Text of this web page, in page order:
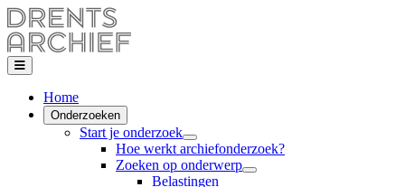
Home
Onderzoeken
Start je onderzoek
Hoe werkt archiefonderzoek?
Zoeken op onderwerp
Belastingen